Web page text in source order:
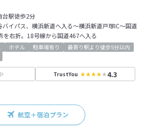
台駅徒歩2分
イパス、横浜新道へ入る～横浜新道戸塚IC～国道
を右折。18号線から国道467へ入る
ホテル 駐車場有り
最寄り駅より徒歩5分以内
TrustYou 4.3
航空＋宿泊プラン